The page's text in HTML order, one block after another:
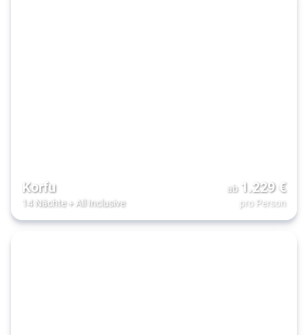
Korfu
14 Nächte+ All Inclusive
ab 1.229€
pro Person